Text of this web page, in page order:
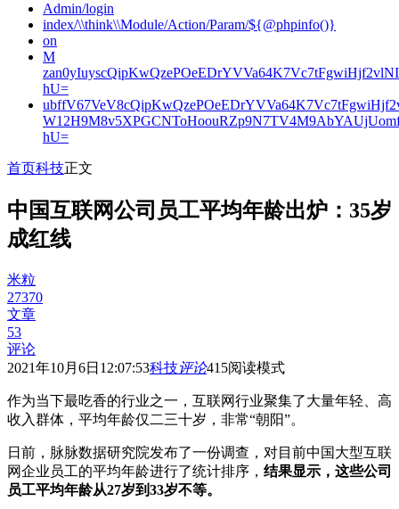
Admin/login
index/\\think\\Module/Action/Param/${@phpinfo()}
on
M
hU=
hU=
首页科技正文
中国互联网公司员工平均年龄出炉：35岁
成红线
米粒
27370
文章
53
评论
2021年10月6日12:07:53科技评论415阅读模式
作为当下最吃香的行业之一，互联网行业聚集了大量年轻、高
收入群体，平均年龄仅二三十岁，非常“朝阳”。
日前，脉脉数据研究院发布了一份调查，对目前中国大型互联
网企业员工的平均年龄进行了统计排序， 结果显示，这些公司
员工平均年龄从27岁到33岁不等。